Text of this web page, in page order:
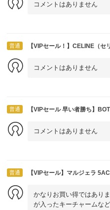
コメントはありません
普通 【VIPセール！】CELINE（
コメントはありません
普通 【VIPセール 早い者勝ち】
コメントはありません
普通 【VIPセール】マルジェラ
かなりお買い得ではあり
が入ったキーチャームな